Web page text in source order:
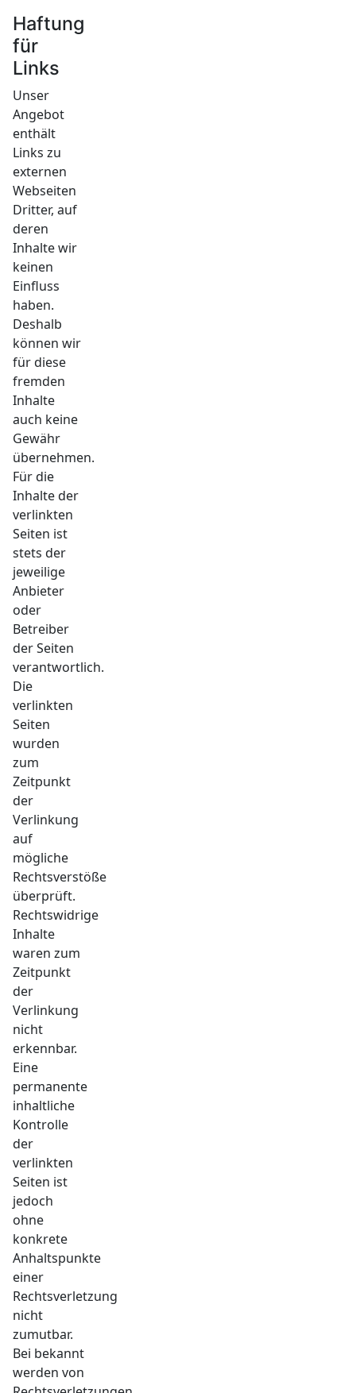
Haftung
für
Links
Unser
Angebot
enthält
Links zu
externen
Webseiten
Dritter, auf
deren
Inhalte wir
keinen
Einfluss
haben.
Deshalb
können wir
für diese
fremden
Inhalte
auch keine
Gewähr
übernehmen.
Für die
Inhalte der
verlinkten
Seiten ist
stets der
jeweilige
Anbieter
oder
Betreiber
der Seiten
verantwortlich.
Die
verlinkten
Seiten
wurden
zum
Zeitpunkt
der
Verlinkung
auf
mögliche
Rechtsverstöße
überprüft.
Rechtswidrige
Inhalte
waren zum
Zeitpunkt
der
Verlinkung
nicht
erkennbar.
Eine
permanente
inhaltliche
Kontrolle
der
verlinkten
Seiten ist
jedoch
ohne
konkrete
Anhaltspunkte
einer
Rechtsverletzung
nicht
zumutbar.
Bei bekannt
werden von